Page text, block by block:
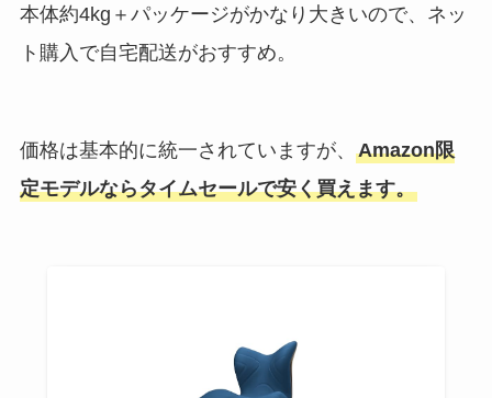
本体約4kg＋パッケージがかなり大きいので、ネッ
ト購入で自宅配送がおすすめ。
価格は基本的に統一されていますが、 Amazon限
定モデルならタイムセールで安く買えます。